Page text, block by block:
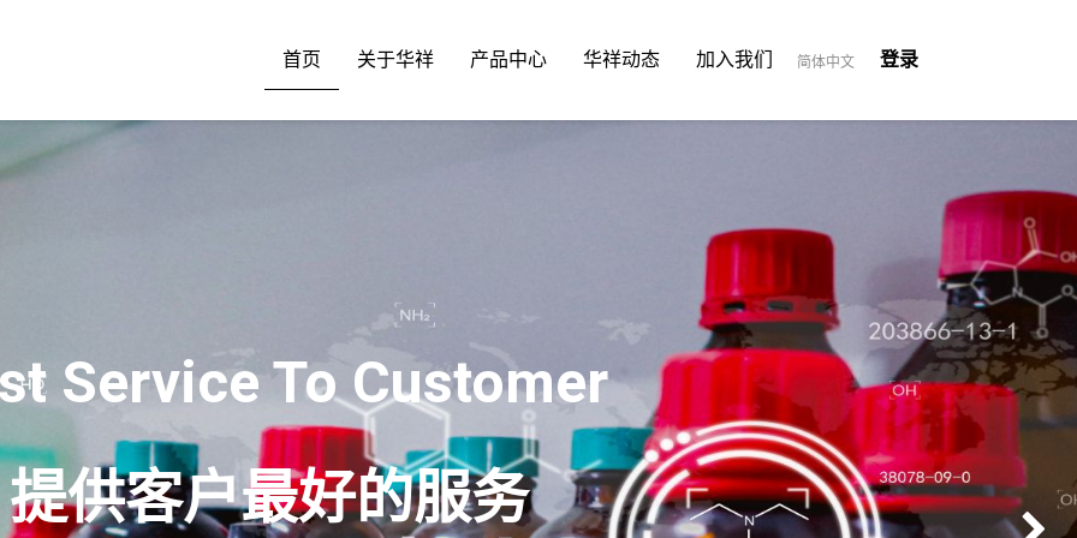
首页 关于华祥 产品中心 华祥动态 加入我们 简体中文 登录
Service To Customer
提供客户最好的服务